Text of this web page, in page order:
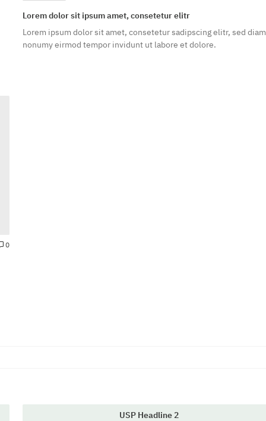
Lorem dolor sit ipsum amet, consetetur elitr
Lorem ipsum dolor sit amet, consetetur sadipscing elitr, sed diam
nonumy eirmod tempor invidunt ut labore et dolore.
0#news.newsCommentsForPosting#
USP Headline 2